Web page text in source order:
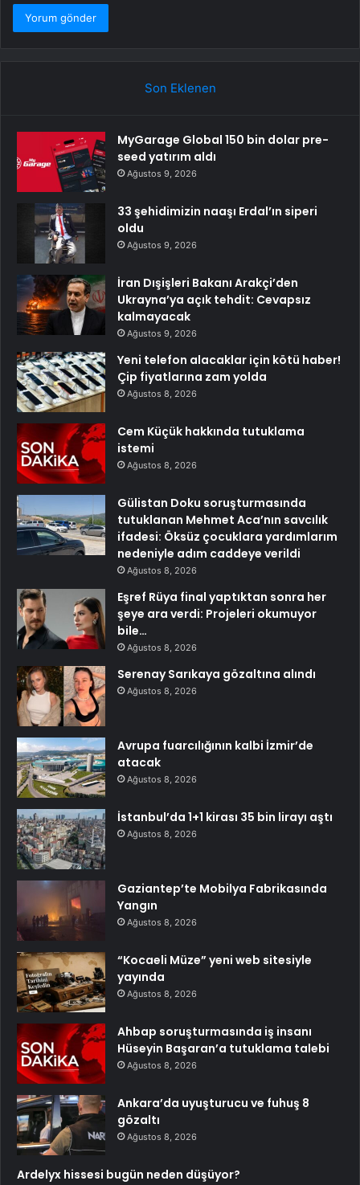
Son Eklenen
MyGarage Global 150 bin dolar pre-
seed yatırım aldı
Ağustos 9, 2026
33 şehidimizin naaşı Erdal’ın siperi
oldu
Ağustos 9, 2026
İran Dışişleri Bakanı Arakçi’den
Ukrayna’ya açık tehdit: Cevapsız
kalmayacak
Ağustos 9, 2026
Yeni telefon alacaklar için kötü haber!
Çip fiyatlarına zam yolda
Ağustos 8, 2026
Cem Küçük hakkında tutuklama
istemi
Ağustos 8, 2026
Gülistan Doku soruşturmasında
tutuklanan Mehmet Aca’nın savcılık
ifadesi: Öksüz çocuklara yardımlarım
nedeniyle adım caddeye verildi
Ağustos 8, 2026
Eşref Rüya final yaptıktan sonra her
şeye ara verdi: Projeleri okumuyor
bile…
Ağustos 8, 2026
Serenay Sarıkaya gözaltına alındı
Ağustos 8, 2026
Avrupa fuarcılığının kalbi İzmir’de
atacak
Ağustos 8, 2026
İstanbul’da 1+1 kirası 35 bin lirayı aştı
Ağustos 8, 2026
Gaziantep’te Mobilya Fabrikasında
Yangın
Ağustos 8, 2026
“Kocaeli Müze” yeni web sitesiyle
yayında
Ağustos 8, 2026
Ahbap soruşturmasında iş insanı
Hüseyin Başaran’a tutuklama talebi
Ağustos 8, 2026
Ankara’da uyuşturucu ve fuhuş 8
gözaltı
Ağustos 8, 2026
Ardelyx hissesi bugün neden düşüyor?